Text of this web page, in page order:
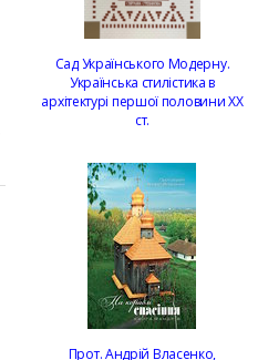
Сад Українського Модерну.
Українська стилістика в
архітектурі першої половини ХХ
ст.
Прот. Андрій Власенко,